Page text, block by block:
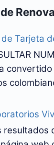
Tarjeta